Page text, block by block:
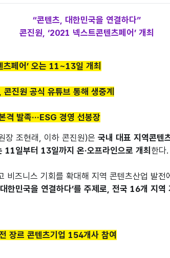
“콘텐츠, 대한민국을 연결하다”
콘진원, ‘2021 넥스트콘텐츠페어’ 개최
페어’ 오는 11~13일 개최
진원 공식 유튜브 통해 생중계
격 발족…ESG 경영 선봉장
장 조현래, 이하 콘진원)은 국내 대표 지역콘텐
일부터 13일까지 온·오프라인으로 개최 한다.
비즈니스 기회를 확대해 지역 콘텐츠산업 발
한민국을 연결하다’를 주제로, 전국 16개 지
장르 콘텐츠기업 154개사 참여